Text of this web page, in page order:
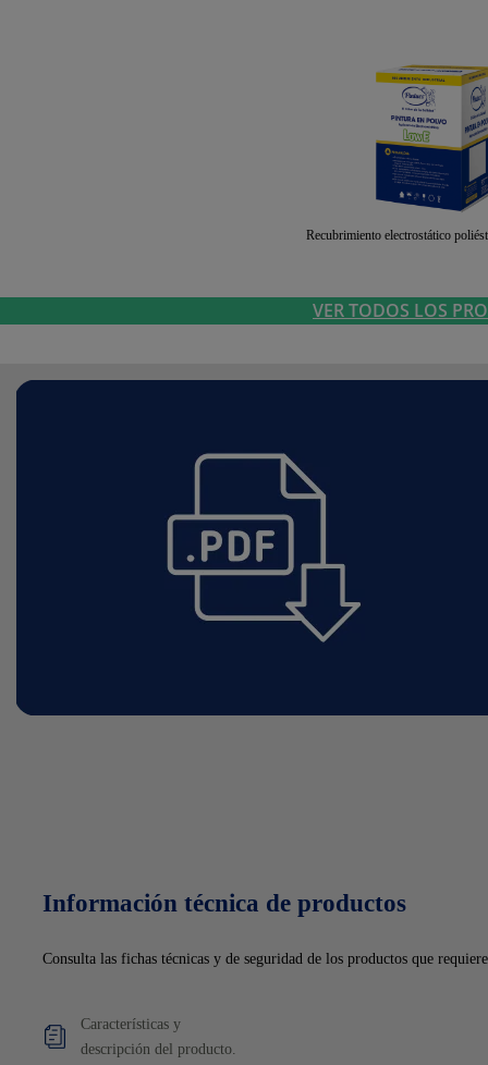
Recubrimiento electrostático
VER TODOS LOS
Información técnica de productos
Consulta las fichas técnicas y de seguridad de los productos que
Características y
descripción del producto.